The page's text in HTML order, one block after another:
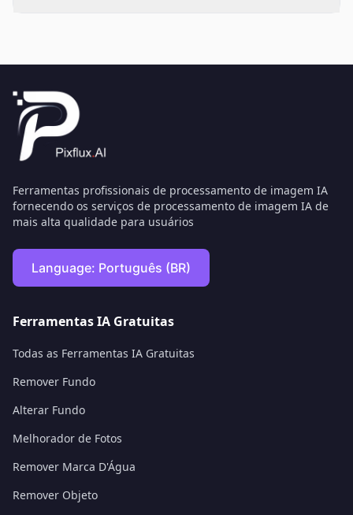
Ferramentas profissionais de processamento de imagem IA
fornecendo os serviços de processamento de imagem IA de
mais alta qualidade para usuários
Language: Português (BR)
Ferramentas IA Gratuitas
Todas as Ferramentas IA Gratuitas
Remover Fundo
Alterar Fundo
Melhorador de Fotos
Remover Marca D'Água
Remover Objeto